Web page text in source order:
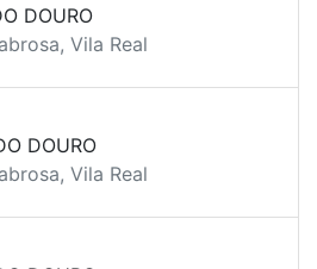
DOURO
Vila Real
DOURO
Vila Real